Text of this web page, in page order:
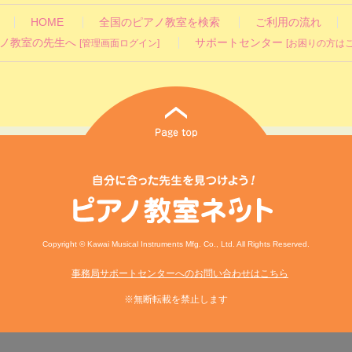
HOME 全国のピアノ教室を検索
ご利用の流れ
教室の先生へ [管理画面ログイン] サポートセンター [お困りの方は
Copyright © Kawai Musical Instruments Mfg. Co., Ltd. All Rights Reserved.
事務局サポートセンターへのお問い合わせはこちら
※無断転載を禁止します